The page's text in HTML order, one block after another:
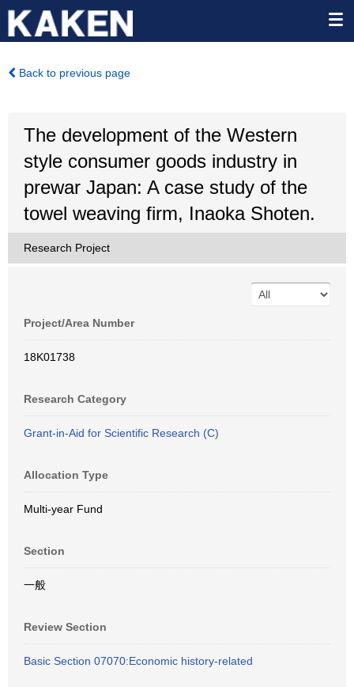
Back to previous page
The development of the Western
style consumer goods industry in
prewar Japan: A case study of the
towel weaving firm, Inaoka Shoten.
Research Project
Project/Area Number
18K01738
Research Category
Grant-in-Aid for Scientific Research (C)
Allocation Type
Multi-year Fund
Section
一般
Review Section
Basic Section 07070:Economic history-related